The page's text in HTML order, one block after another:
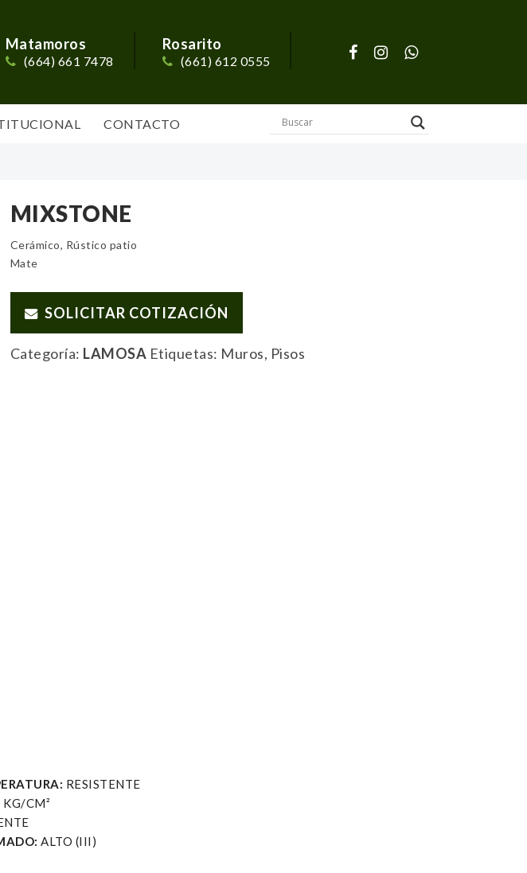
Matamoros
(664) 661 7478
Rosarito
(661) 612 0555
CONTACTO
MIXSTONE
Cerámico, Rústico patio
Mate
SOLICITAR COTIZACIÓN
Categoría: LAMOSA Etiquetas: Muros, Pisos
RESISTENTE
KG/CM²
ALTO (III)